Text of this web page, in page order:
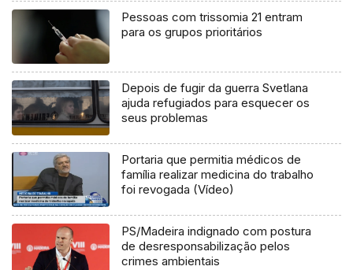
Pessoas com trissomia 21 entram
para os grupos prioritários
Depois de fugir da guerra Svetlana
ajuda refugiados para esquecer os
seus problemas
Portaria que permitia médicos de
família realizar medicina do trabalho
foi revogada (Vídeo)
PS/Madeira indignado com postura
de desresponsabilização pelos
crimes ambientais